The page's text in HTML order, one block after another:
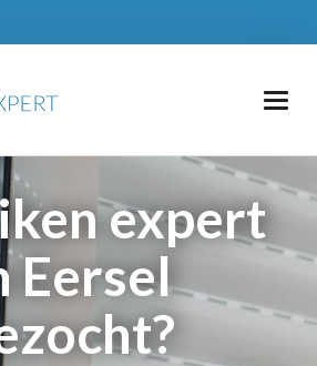
expert
Eersel